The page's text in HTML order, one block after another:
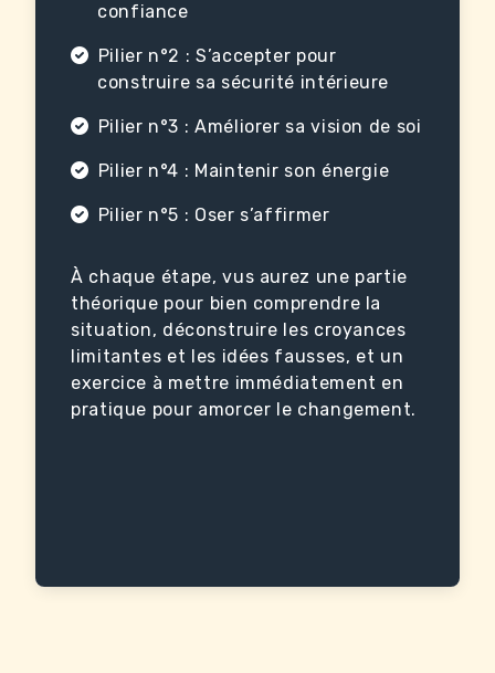
confiance
Pilier n°2 : S’accepter pour
construire sa sécurité intérieure
Pilier n°3 : Améliorer sa vision de soi
Pilier n°4 : Maintenir son énergie
Pilier n°5 : Oser s’affirmer
À chaque étape, vus aurez une partie
théorique pour bien comprendre la
situation, déconstruire les croyances
limitantes et les idées fausses, et un
exercice à mettre immédiatement en
pratique pour amorcer le changement.